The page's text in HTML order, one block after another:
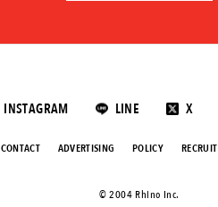
INSTAGRAM LINE X
CONTACT ADVERTISING POLICY RECRUIT
©️ 2004 Rhino Inc.